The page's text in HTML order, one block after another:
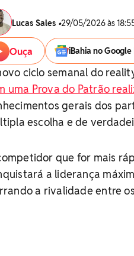
Lucas Sales •29/05/2026 às
Ouça iBahia no Google
ciclo semanal do
uma Prova do Patrão
gerais dos
escolha e de
que for mais
a liderança
a rivalidade entre